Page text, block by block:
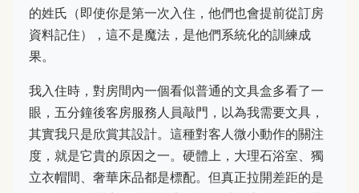
的姓氏（即使你是第一次入住，他們也會提前從訂房
資料記住），這不是魔法，是他們系統化的訓練成
果。
我入住時，對房間內一個看似普通的文具盒多看了一
眼，五分鐘後客房服務人員敲門，以為我需要文具，
其實我只是欣賞其設計。這種對客人微小動作的關注
度，就是它貴的原因之一。硬體上，大理石浴室、獨
立衣帽間、奢華床品都是標配。但真正拉開差距的是